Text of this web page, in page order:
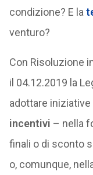
condizione? E la
venturo?
Con Risoluzione
il 04.12.2019 la
adottare
incentivi – nella
finali o di sconto
o, comunque,